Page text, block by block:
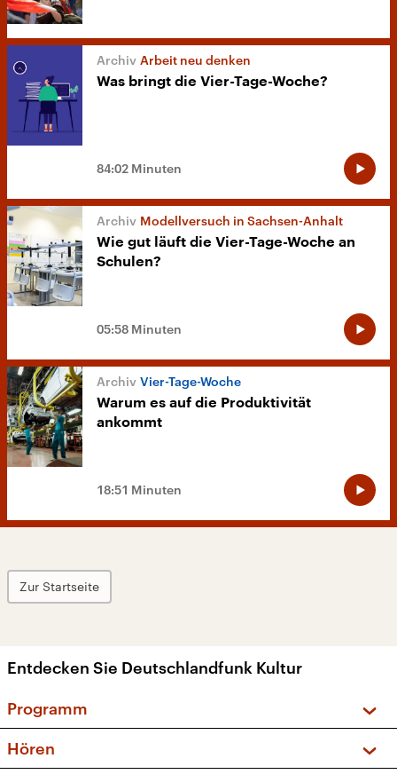
Arbeit neu denken
Was bringt die Vier-Tage-Woche?
84:02 Minuten
Modellversuch in Sachsen-Anhalt
Wie gut läuft die Vier-Tage-Woche an
Schulen?
05:58 Minuten
Vier-Tage-Woche
Warum es auf die Produktivität
ankommt
18:51 Minuten
Zur Startseite
Entdecken Sie Deutschlandfunk Kultur
Programm
Sendungen und Podcasts
Hören